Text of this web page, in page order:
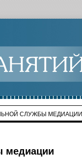
СЛУЖБЫ МЕДИАЦИИ
медиации